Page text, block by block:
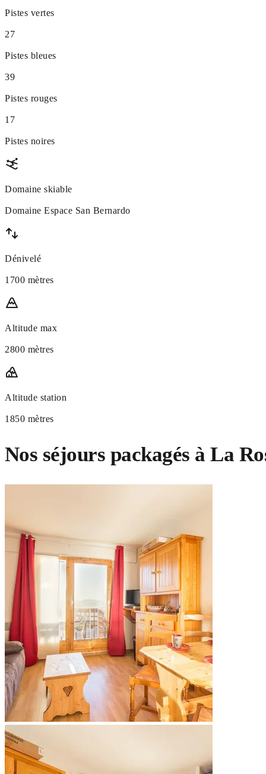
Pistes vertes
27
Pistes bleues
39
Pistes rouges
17
Pistes noires
Domaine skiable
Domaine Espace San Bernardo
Dénivelé
1700 mètres
Altitude max
2800 mètres
Altitude station
1850 mètres
Nos séjours packagés à La